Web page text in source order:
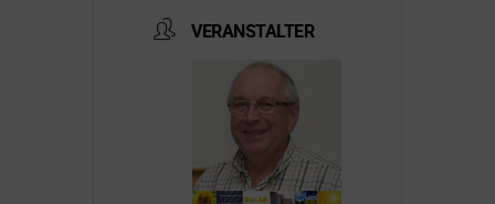
VERANSTALTER